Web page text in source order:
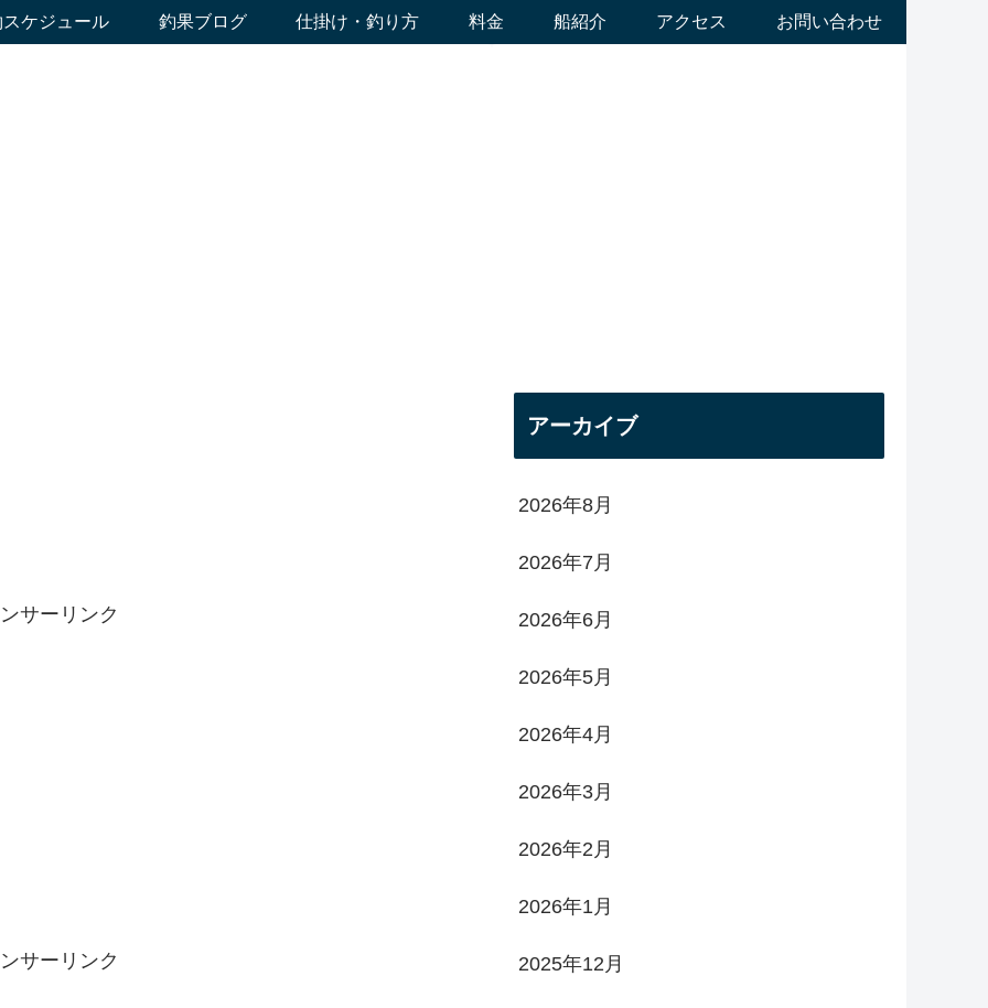
ケジュール 釣果ブログ 仕掛け・釣り方 料金 船紹介 アクセス お問い合わせ
サーリンク
サーリンク
アーカイブ
2026年8月
2026年7月
2026年6月
2026年5月
2026年4月
2026年3月
2026年2月
2026年1月
2025年12月